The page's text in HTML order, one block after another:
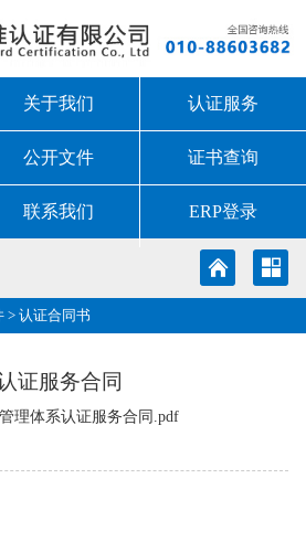
关于我们 认证服务
公开文件 证书查询
联系我们 ERP登录
> 认证合同书
证服务合同
理体系认证服务合同.pdf